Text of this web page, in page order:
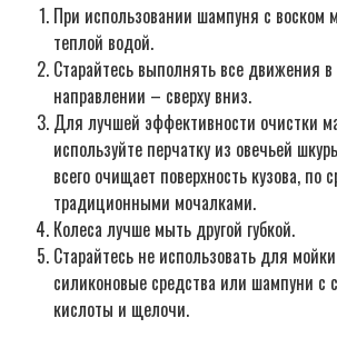
При использовании шампуня с воском
теплой водой.
Старайтесь выполнять все движения
направлении – сверху вниз.
Для лучшей эффективности очистки
используйте перчатку из овечьей
всего очищает поверхность кузова, по
традиционными мочалками.
Колеса лучше мыть другой губкой.
Старайтесь не использовать для
силиконовые средства или шампуни с
кислоты и щелочи.